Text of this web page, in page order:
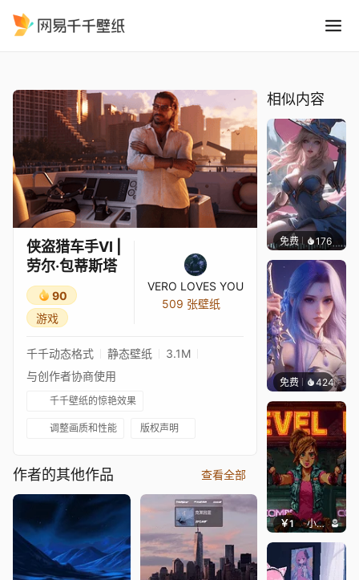
侠盗猎车手VI |
劳尔·包蒂斯塔
90
游戏
VERO LOVES YOU
509 张壁纸
千千动态格式 静态壁纸
3.1M
与创作者协商使用
千千壁纸的惊艳效果
调整画质和性能 版权声明
作者的其他作品 查看全部
相似内容
免费 176｡
免费 424好看
￥1 小鹿子